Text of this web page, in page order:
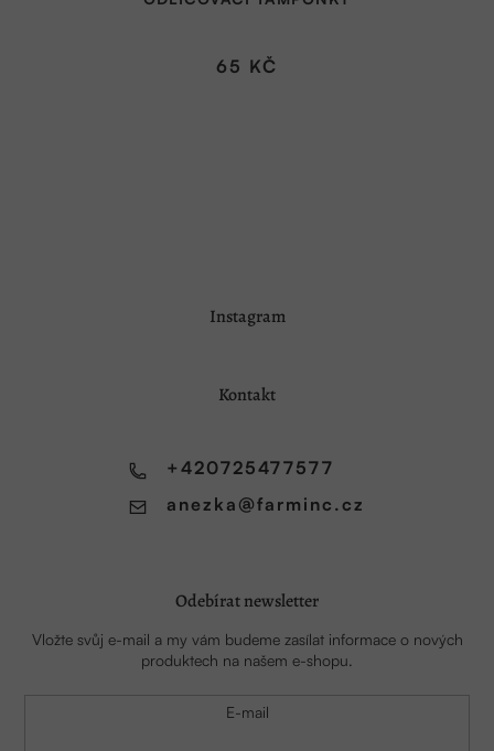
65 KČ
Instagram
Kontakt
anezka @farminc.cz
+420725477577
Odebírat newsletter
Vložte svůj e-mail a my vám budeme zasílat informace o nových
produktech na našem e-shopu.
E-mail